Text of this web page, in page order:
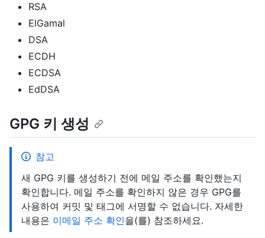
RSA
ElGamal
DSA
ECDH
ECDSA
EdDSA
GPG 키 생성
참고
새 GPG 키를 생성하기 전에 메일 주소를 확인했는지
확인합니다. 메일 주소를 확인하지 않은 경우 GPG를
사용하여 커밋 및 태그에 서명할 수 없습니다. 자세한
내용은 이메일 주소 확인을(를) 참조하세요.